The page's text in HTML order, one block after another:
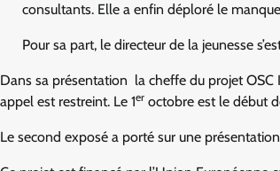
consultants. Elle a enfin déploré le
Pour sa part, le directeur de la jeunesse
Dans sa présentation la cheffe du projet OSC
appel est restreint. Le 1er octobre est le début
Le second exposé a porté sur une